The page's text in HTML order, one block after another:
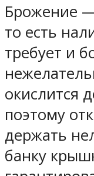
Брожение
то есть
требует и
окислится
поэтому
держать
банку